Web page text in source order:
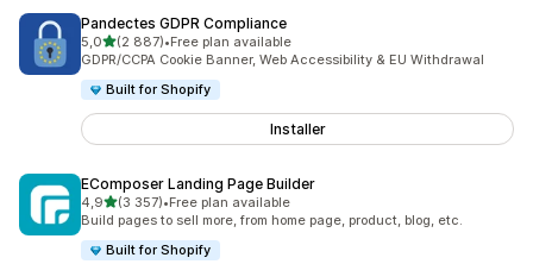
Pandectes GDPR Compliance
5,0av 5 stjerner
(2 887)
Totalt 2887 omtaler
•Free plan available
GDPR/CCPA Cookie Banner, Web Accessibility & EU Withdrawal
Built for Shopify
Installer
EComposer Landing Page Builder
4,9av 5 stjerner
(3 357)
Totalt 3357 omtaler
•Free plan available
Build pages to sell more, from home page, product, blog, etc.
Built for Shopify